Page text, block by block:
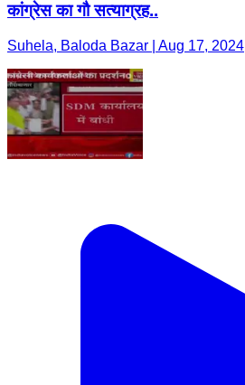
कांग्रेस का गौ सत्याग्रह..
Suhela, Baloda Bazar | Aug 17, 2024